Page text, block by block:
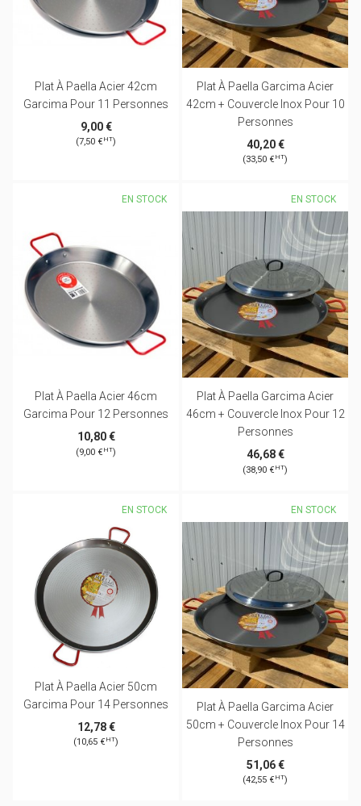
Plat À Paella Acier 42cm
Garcima Pour 11 Personnes
9,00 €
(7,50 €HT)
Plat À Paella Garcima Acier
42cm + Couvercle Inox Pour 10
Personnes
40,20 €
(33,50 €HT)
Plat À Paella Acier 46cm
Garcima Pour 12 Personnes
EN STOCK
10,80 €
(9,00 €HT)
Plat À Paella Garcima Acier
46cm + Couvercle Inox Pour 12
Personnes
EN STOCK
46,68 €
(38,90 €HT)
Plat À Paella Acier 50cm
Garcima Pour 14 Personnes
EN STOCK
12,78 €
(10,65 €HT)
Plat À Paella Garcima Acier
50cm + Couvercle Inox Pour 14
Personnes
EN STOCK
51,06 €
(42,55 €HT)